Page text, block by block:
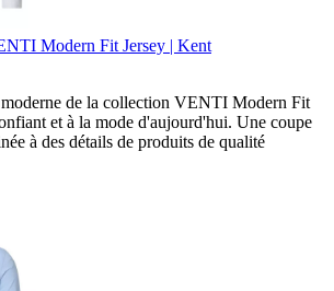
Modern Fit Jersey | Kent
moderne de la collection VENTI Modern Fit
et à la mode d'aujourd'hui. Une coupe
à des détails de produits de qualité